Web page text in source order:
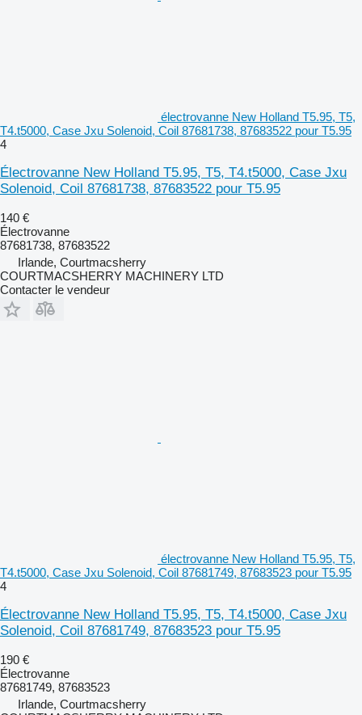
électrovanne New Holland T5.95, T5,
T4.t5000, Case Jxu Solenoid, Coil 87681738, 87683522 pour T5.95
4
Électrovanne New Holland T5.95, T5, T4.t5000, Case Jxu
Solenoid, Coil 87681738, 87683522 pour T5.95
140 €
Électrovanne
87681738, 87683522
Irlande, Courtmacsherry
COURTMACSHERRY MACHINERY LTD
Contacter le vendeur
électrovanne New Holland T5.95, T5,
T4.t5000, Case Jxu Solenoid, Coil 87681749, 87683523 pour T5.95
4
Électrovanne New Holland T5.95, T5, T4.t5000, Case Jxu
Solenoid, Coil 87681749, 87683523 pour T5.95
190 €
Électrovanne
87681749, 87683523
Irlande, Courtmacsherry